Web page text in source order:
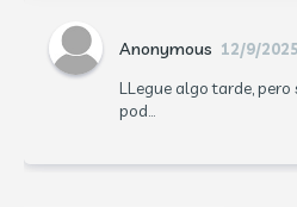
Anonymous 12/9/2025
LLegue algo tarde,
pod...